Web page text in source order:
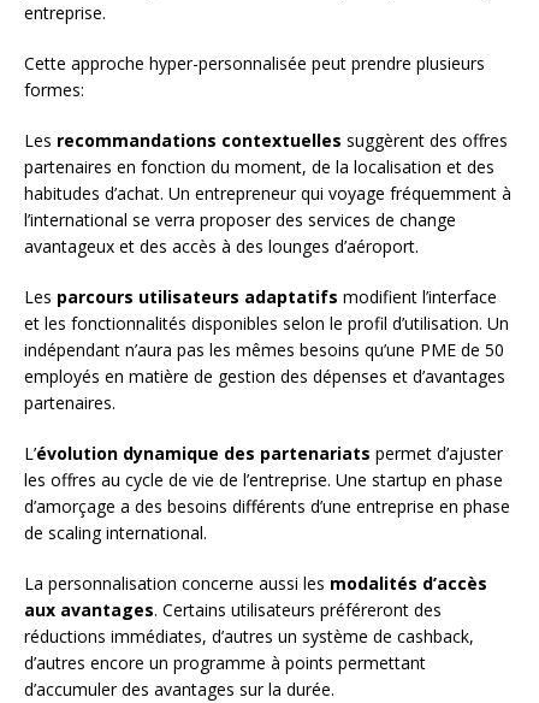
entreprise.
Cette approche hyper-personnalisée peut prendre plusieurs
formes:
Les recommandations contextuelles suggèrent des offres
partenaires en fonction du moment, de la localisation et des
habitudes d’achat. Un entrepreneur qui voyage fréquemment à
l’international se verra proposer des services de change
avantageux et des accès à des lounges d’aéroport.
Les parcours utilisateurs adaptatifs modifient l’interface
et les fonctionnalités disponibles selon le profil d’utilisation. Un
indépendant n’aura pas les mêmes besoins qu’une PME de 50
employés en matière de gestion des dépenses et d’avantages
partenaires.
L’évolution dynamique des partenariats permet d’ajuster
les offres au cycle de vie de l’entreprise. Une startup en phase
d’amorçage a des besoins différents d’une entreprise en phase
de scaling international.
La personnalisation concerne aussi les modalités d’accès
aux avantages. Certains utilisateurs préféreront des
réductions immédiates, d’autres un système de cashback,
d’autres encore un programme à points permettant
d’accumuler des avantages sur la durée.